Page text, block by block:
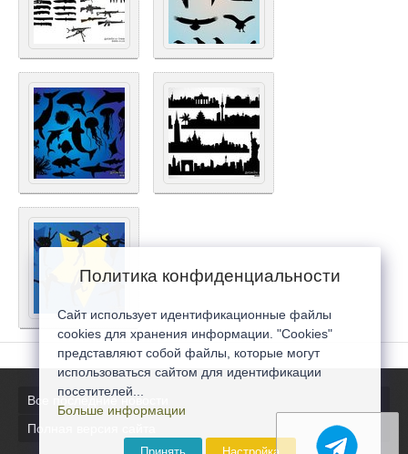
Все последние новости
Полная версия сайта
Политика конфиденциальности
Сайт использует идентификационные файлы
cookies для хранения информации. "Cookies"
представляют собой файлы, которые могут
использоваться сайтом для идентификации
посетителей...
Больше информации